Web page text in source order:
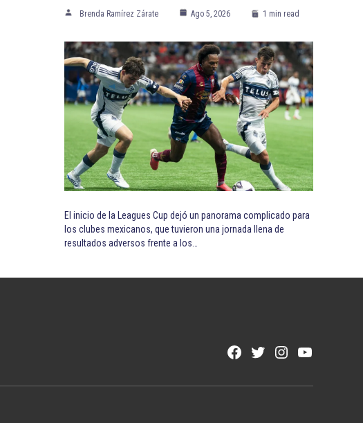
Brenda Ramírez Zárate Ago 5, 2026 1 min read
El inicio de la Leagues Cup dejó un panorama complicado para
los clubes mexicanos, que tuvieron una jornada llena de
resultados adversos frente a los…
Facebook
TwitterInstagram
YouTube